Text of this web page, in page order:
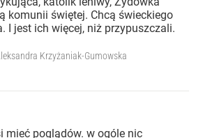
komunii świętej. Chcą świeckiego
I jest ich więcej, niż przypuszczali.
Krzyżaniak-Gumowska
mieć poglądów. w ogóle nic